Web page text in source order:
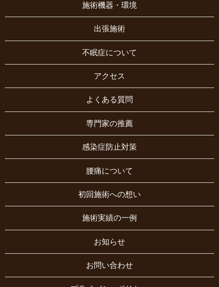
施術機器・環境
出張施術
不眠症について
アクセス
よくある質問
専門家の推薦
感染症防止対策
腰痛について
初回施術への想い
施術実績の一例
お知らせ
お問い合わせ